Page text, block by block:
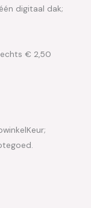
digitaal dak;
€ 2,50